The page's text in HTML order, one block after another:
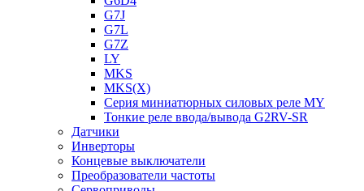
G7J
G7L
G7Z
LY
MKS
MKS(X)
Серия миниатюрных силовых реле MY
Тонкие реле ввода/вывода G2RV-SR
Датчики
Инверторы
Концевые выключатели
Преобразователи частоты